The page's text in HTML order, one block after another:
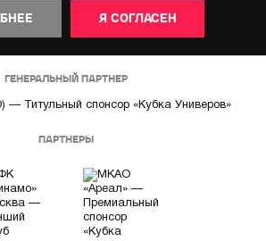
Я СОГЛАСЕН
ГЕНЕРАЛЬНЫЙ ПАРТНЕР
ПАРТНЕРЫ